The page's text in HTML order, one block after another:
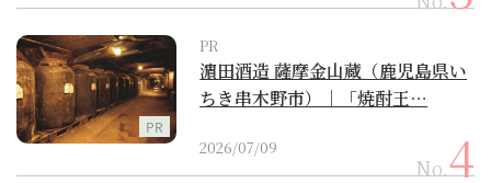
PR
PR
濵田酒造 薩摩金山蔵（鹿児島県い
ちき串木野市）｜「焼酎王…
2026/07/09
No.